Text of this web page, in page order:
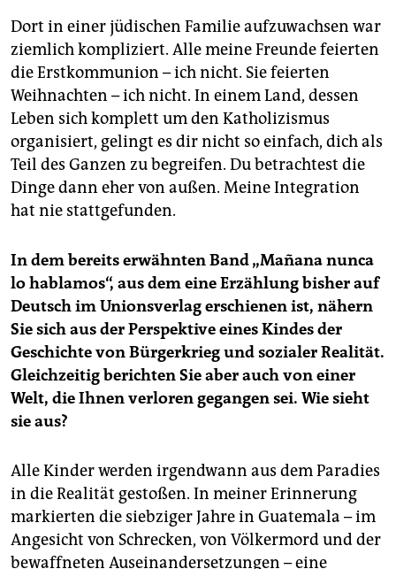
Dort in einer jüdischen Familie aufzuwachsen war
ziemlich kompliziert. Alle meine Freunde feierten
die Erstkommunion – ich nicht. Sie feierten
Weihnachten – ich nicht. In einem Land, dessen
Leben sich komplett um den Katholizismus
organisiert, gelingt es dir nicht so einfach, dich als
Teil des Ganzen zu begreifen. Du betrachtest die
Dinge dann eher von außen. Meine Integration
hat nie stattgefunden.
In dem bereits erwähnten Band „Mañana nunca
lo hablamos“, aus dem eine Erzählung bisher auf
Deutsch im Unionsverlag erschienen ist, nähern
Sie sich aus der Perspektive eines Kindes der
Geschichte von Bürgerkrieg und sozialer Realität.
Gleichzeitig berichten Sie aber auch von einer
Welt, die Ihnen verloren gegangen sei. Wie sieht
sie aus?
Alle Kinder werden irgendwann aus dem Paradies
in die Realität gestoßen. In meiner Erinnerung
markierten die siebziger Jahre in Guatemala – im
Angesicht von Schrecken, von Völkermord und der
bewaffneten Auseinandersetzungen – eine